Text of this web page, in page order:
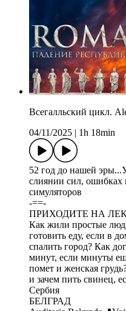
Всегалльский цикл.
04/11/2025
1h 18min
52 год до нашей
слиянии сил, ошибках
симуляторов
-==-
ПРИХОДИТЕ НА
Как жили простые
готовить еду, если в
спалить город? Как
минут, если минуты
помет и женская
и зачем пить свинец,
Сербия
БЕЛГРАД